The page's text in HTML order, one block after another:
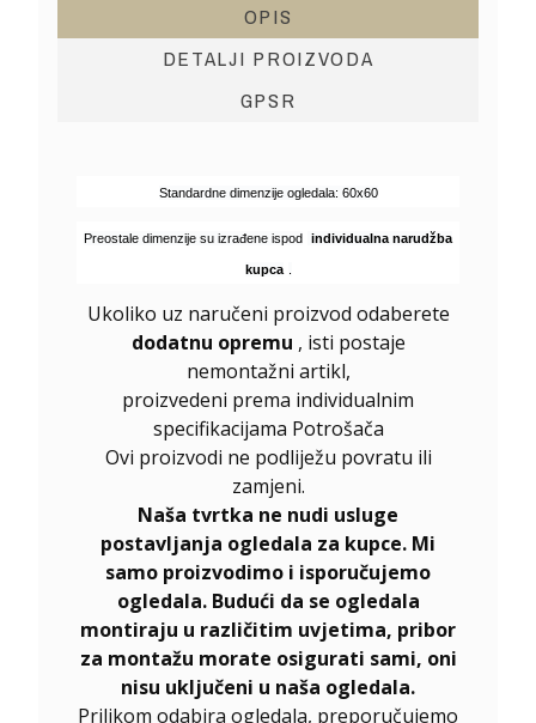
OPIS
DETALJI PROIZVODA
GPSR
Standardne dimenzije ogledala: 60x60
Preostale dimenzije su izrađene ispod individualna narudžba
kupca
Ukoliko uz naručeni proizvod odaberete
dodatnu opremu , isti postaje
nemontažni artikl,
proizvedeni prema individualnim
specifikacijama Potrošača
Ovi proizvodi ne podliježu povratu ili
zamjeni.
Naša tvrtka ne nudi usluge
postavljanja ogledala za kupce. Mi
samo proizvodimo i isporučujemo
ogledala. Budući da se ogledala
montiraju u različitim uvjetima, pribor
za montažu morate osigurati sami, oni
nisu uključeni u naša ogledala.
Prilikom odabira ogledala, preporučujemo